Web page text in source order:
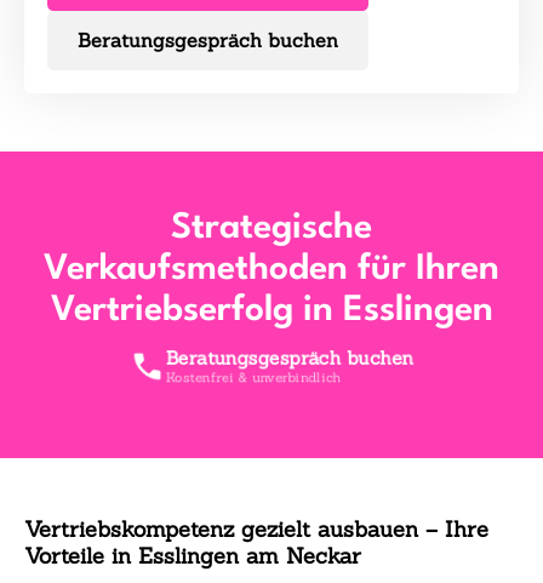
Beratungsgespräch buchen
Strategische
Verkaufsmethoden für Ihren
Vertriebserfolg in Esslingen
Beratungsgespräch buchen
Kostenfrei & unverbindlich
Vertriebskompetenz gezielt ausbauen – Ihre
Vorteile in Esslingen am Neckar